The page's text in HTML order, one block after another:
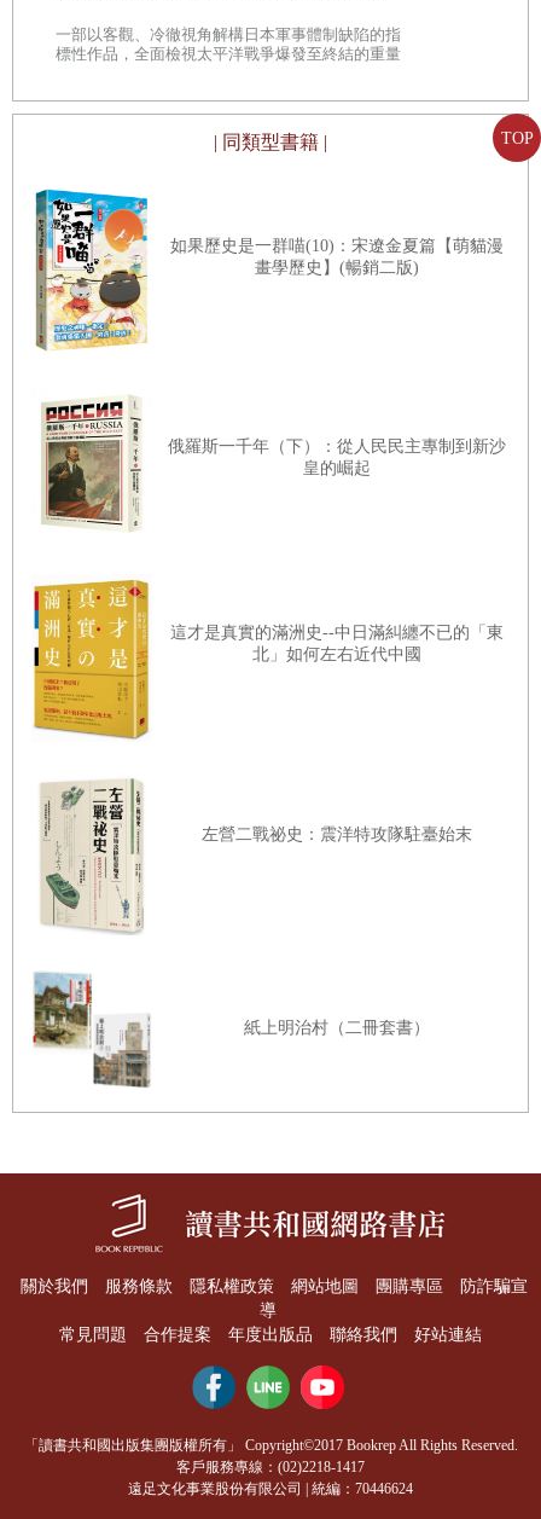
TOP
口族群的共通性」相關的問題。放寬精神疾病診斷標準的討
「助長全球製藥產業擴張」的分類系統[3]。舉例來說，在二
○一三年五月，也就是最新的《第五版精神疾病診斷與統計
手冊》釋出前兩週，身為世界最大的心理衛生研究贊助機
構，美國國家心理衛生院（NIMH）撤回了對DSM第五版的
支持。NIMH當時的主任湯瑪士．R．因索，即強調NIMH不
會再提供資金給任何採用新DSM標準的研究計畫，並提倡用
NIMH自己的研究領域標準（RDoC）取而代之，去探索精神
[4]。身為杜克大學榮譽退休精神醫學教授、同時也是DSM四
版（上一版DSM）指導委員會主席的艾倫．法蘭西斯（Allen
Frances），也在他的暢銷著作《救救正常人》中，批評修訂
新版DSM的工作小組無法針對自身採用的精神疾病分類標準
DSM第五版會讓藥廠無度地提供各種治療方式給範圍廣泛的
精神疾病，因此造成藥物使用的浮濫以及藥廠的暴利。
相對於DSM所受到的各種批評， ICD第五章（心理與行為失
調）的重新修訂，則因為藥廠較少涉入，尚未引起各界太強
烈的反應。然而，關於ICD精神疾病的分類方式，同樣也經
歷了長期的辯論。 ICD的存在遠早於世界衛生組織的成立。
它的前身《國際死因清單》首次出現於一八九三年，主要的
編篡目的是為了監控國際貿易所導致的疾病問題，因為疾病
會透過商品與跨國旅行傳播。
一九四六年，世界衛生組織接下了編寫「死因分類」的重
任，並在死因清單中進一步納入疾病的成因。由世界衛生組
織編篡的現代ICD樹立了一套測量與命名精神疾病的標準化
系統，且該系統「可被國際接受和廣泛採納」 [6] 。伴隨各
國臨床醫師與科學家所建構的完整ICD疾病分類清單，世界
衛生組織臨時委員會在一九四六年四至六月於紐約舉辦的國
短，僅有數種和精神錯亂、精神官能症、以及精神障礙相關
的疾病[7]。直到一九五○年間世界衛生組織的心理衛生小組
發展出全面測量心裡疾病的方法系統、以及產出全球精神疾
病相關人口學調查資料之後，ICD才開始發展全球通用的精
一九四六年的ICD第六版到二○一八年的ICD第十一版，精神
疾病在分類系統中的數量快速增長， DSM也經歷了相同的過
程。這樣的增長可被歸因爲新疾病類型的發現、對疾病徵狀
一部以客觀、冷徹視角解構日本軍事體制缺陷的指
標性作品，全面檢視太平洋戰爭爆發至終結的重量
| 同類型書籍 |
如果歷史是一群喵(10)：宋遼金夏篇【萌貓漫
畫學歷史】(暢銷二版)
俄羅斯一千年（下）：從人民民主專制到新沙
皇的崛起
這才是真實的滿洲史--中日滿糾纏不已的「東
北」如何左右近代中國
左營二戰祕史：震洋特攻隊駐臺始末
紙上明治村（二冊套書）
關於我們 服務條款 隱私權政策 網站地圖 團購專區
防詐騙宣
導
常見問題
合作提案 年度出版品 聯絡我們 好站連結
「讀書共和國出版集團版權所有」 Copyright©2017 Bookrep All Rights Reserved.
客戶服務專線：(02)2218-1417
遠足文化事業股份有限公司 | 統編：70446624